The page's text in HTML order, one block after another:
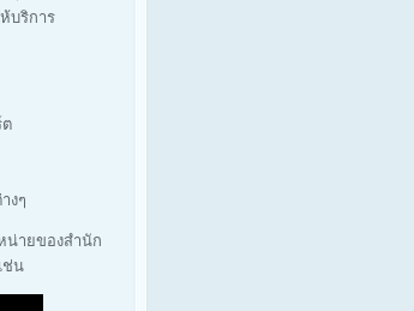
บริการ
ต
งๆ
น่ายของสำนัก
ช่น